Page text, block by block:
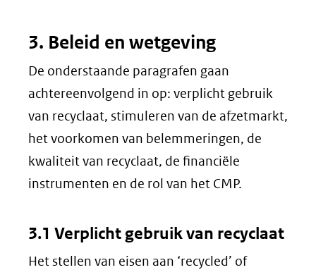
3. Beleid en wetgeving
De onderstaande paragrafen gaan
achtereenvolgend in op: verplicht gebruik
van recyclaat, stimuleren van de afzetmarkt,
het voorkomen van belemmeringen, de
kwaliteit van recyclaat, de financiële
instrumenten en de rol van het CMP.
3.1 Verplicht gebruik van recyclaat
Het stellen van eisen aan ‘recycled’ of